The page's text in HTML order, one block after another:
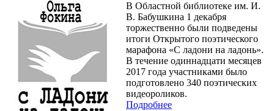
В Областной библиотеке им. И.
В. Бабушкина 1 декабря
торжественно были подведены
итоги Открытого поэтического
марафона «С ладони на ладонь».
В течение одиннадцати месяцев
2017 года участниками было
подготовлено 340 поэтических
видеороликов.
Подробнее